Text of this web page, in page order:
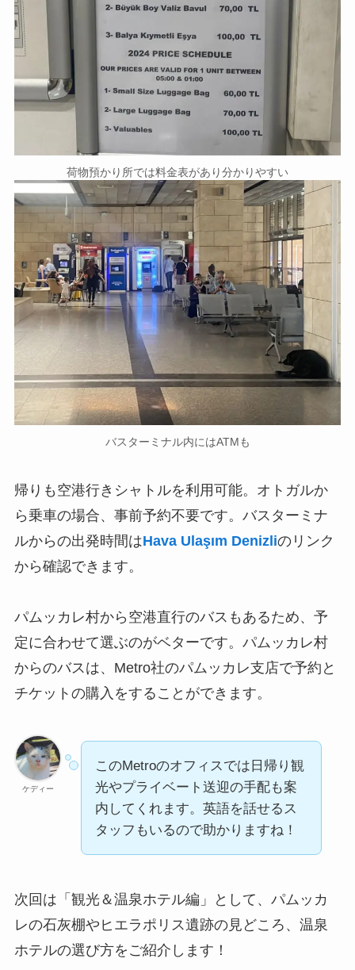
荷物預かり所では料金表があり分かりやすい
バスターミナル内にはATMも
帰りも空港行きシャトルを利用可能。オトガルか
ら乗車の場合、事前予約不要です。バスターミナ
ルからの出発時間はHava Ulaşım Denizliのリンク
から確認できます。
パムッカレ村から空港直行のバスもあるため、予
定に合わせて選ぶのがベターです。パムッカレ村
からのバスは、Metro社のパムッカレ支店で予約と
チケットの購入をすることができます。
ケディー
このMetroのオフィスでは日帰り観
光やプライベート送迎の手配も案
内してくれます。英語を話せるス
タッフもいるので助かりますね！
次回は「観光＆温泉ホテル編」として、パムッカ
レの石灰棚やヒエラポリス遺跡の見どころ、温泉
ホテルの選び方をご紹介します！